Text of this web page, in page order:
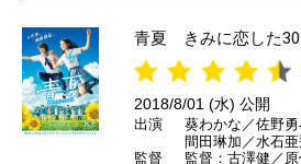
青夏 きみに恋した30
2018/8/01 (水) 公開
出演
葵わかな／佐野
間田琳加／水石
／霧島れいか／
監督 監督：古澤健／